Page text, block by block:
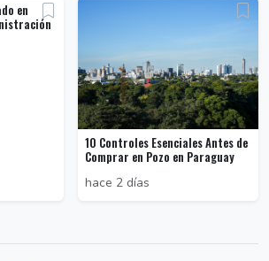
en
10 Controles Esenciales Antes de
Comprar en Pozo en Paraguay
hace 2 días